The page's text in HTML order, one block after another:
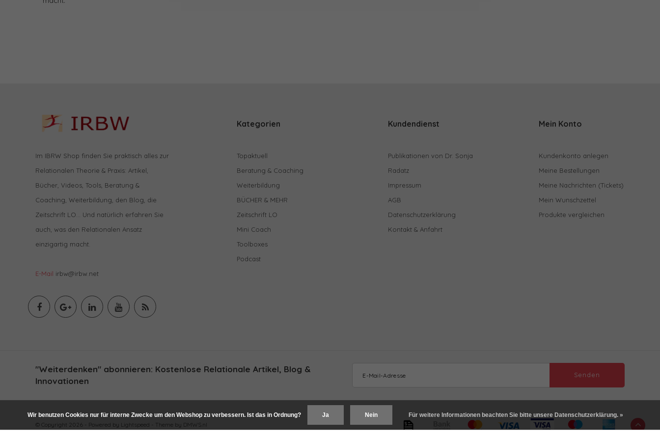
Im IBRW Shop finden Sie praktisch alles zur
Relationalen Theorie & Praxis: Artikel,
Bücher, Videos, Tools, Beratung &
Coaching, Weiterbildung, den Blog, die
Zeitschrift LO… Und natürlich erfahren Sie
auch, was den Relationalen Ansatz
einzigartig macht.
E-Mail irbw@irbw.net
Kategorien
Topaktuell
Beratung & Coaching
Weiterbildung
BÜCHER & MEHR
Zeitschrift LO
Mini Coach
Toolboxes
Podcast
Kundendienst
Publikationen von Dr. Sonja
Radatz
Impressum
AGB
Datenschutzerklärung
Kontakt & Anfahrt
Mein Konto
Kundenkonto anlegen
Meine Bestellungen
Meine Nachrichten (Tickets)
Mein Wunschzettel
Produkte vergleichen
"Weiterdenken" abonnieren: Kostenlose Relationale Artikel, Blog &
Innovationen
Senden
© Copyright 2026 - Powered by Lightspeed - Theme by DMWS.nl
Wir benutzen Cookies nur für interne Zwecke um den Webshop zu verbessern. Ist das in Ordnung? Ja Nein Für weitere Informationen beachten Sie bitte unsere Datenschutzerklärung. »